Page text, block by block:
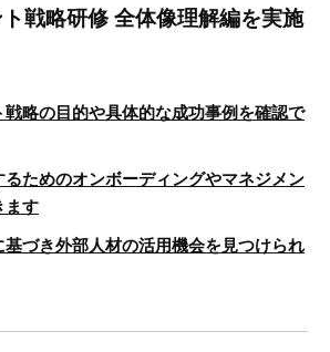
戦略研修 全体像理解編を実施
略の目的や具体的な成功事例を確認で
ためのオンボーディングやマネジメン
ます
基づき外部人材の活用機会を見つけられ